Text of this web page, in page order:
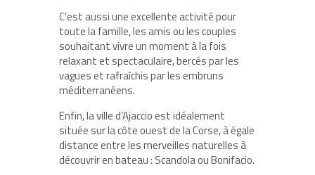
C’est aussi une excellente activité pour
toute la famille, les amis ou les couples
souhaitant vivre un moment à la fois
relaxant et spectaculaire, bercés par les
vagues et rafraîchis par les embruns
méditerranéens.
Enfin, la ville d’Ajaccio est idéalement
située sur la côte ouest de la Corse, à égale
distance entre les merveilles naturelles à
découvrir en bateau : Scandola ou Bonifacio.